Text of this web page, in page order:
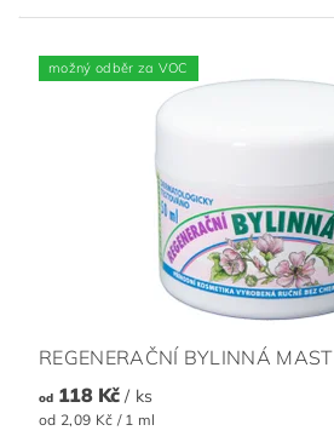
možný odběr za VOC
REGENERAČNÍ BYLINNÁ MAST
od118 Kč/ ks
od 2,09 Kč / 1 ml